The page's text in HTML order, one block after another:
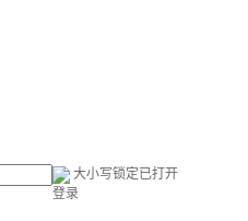
大小写锁定已打开
登录